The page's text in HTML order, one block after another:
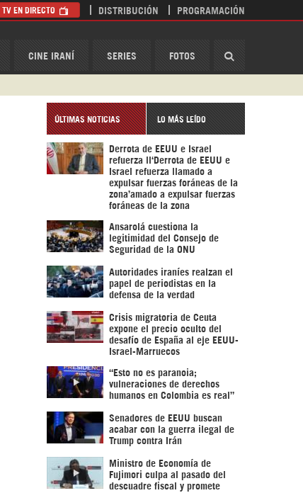
CINE IRANÍ SERIES FOTOS
TV EN DIRECTO DISTRIBUCIÓN PROGRAMACIÓN
ÚLTIMAS NOTICIAS LO MÁS LEÍDO
Derrota de EEUU e Israel
refuerza ll‘Derrota de EEUU e
Israel refuerza llamado a
expulsar fuerzas foráneas de la
zona’amado a expulsar fuerzas
foráneas de la zona
Ansarolá cuestiona la
legitimidad del Consejo de
Seguridad de la ONU
Autoridades iraníes realzan el
papel de periodistas en la
defensa de la verdad
Crisis migratoria de Ceuta
expone el precio oculto del
desafío de España al eje EEUU-
Israel-Marruecos
“Esto no es paranoia;
vulneraciones de derechos
humanos en Colombia es real”
Senadores de EEUU buscan
acabar con la guerra ilegal de
Trump contra Irán
Ministro de Economía de
Fujimori culpa al pasado del
descuadre fiscal y promete